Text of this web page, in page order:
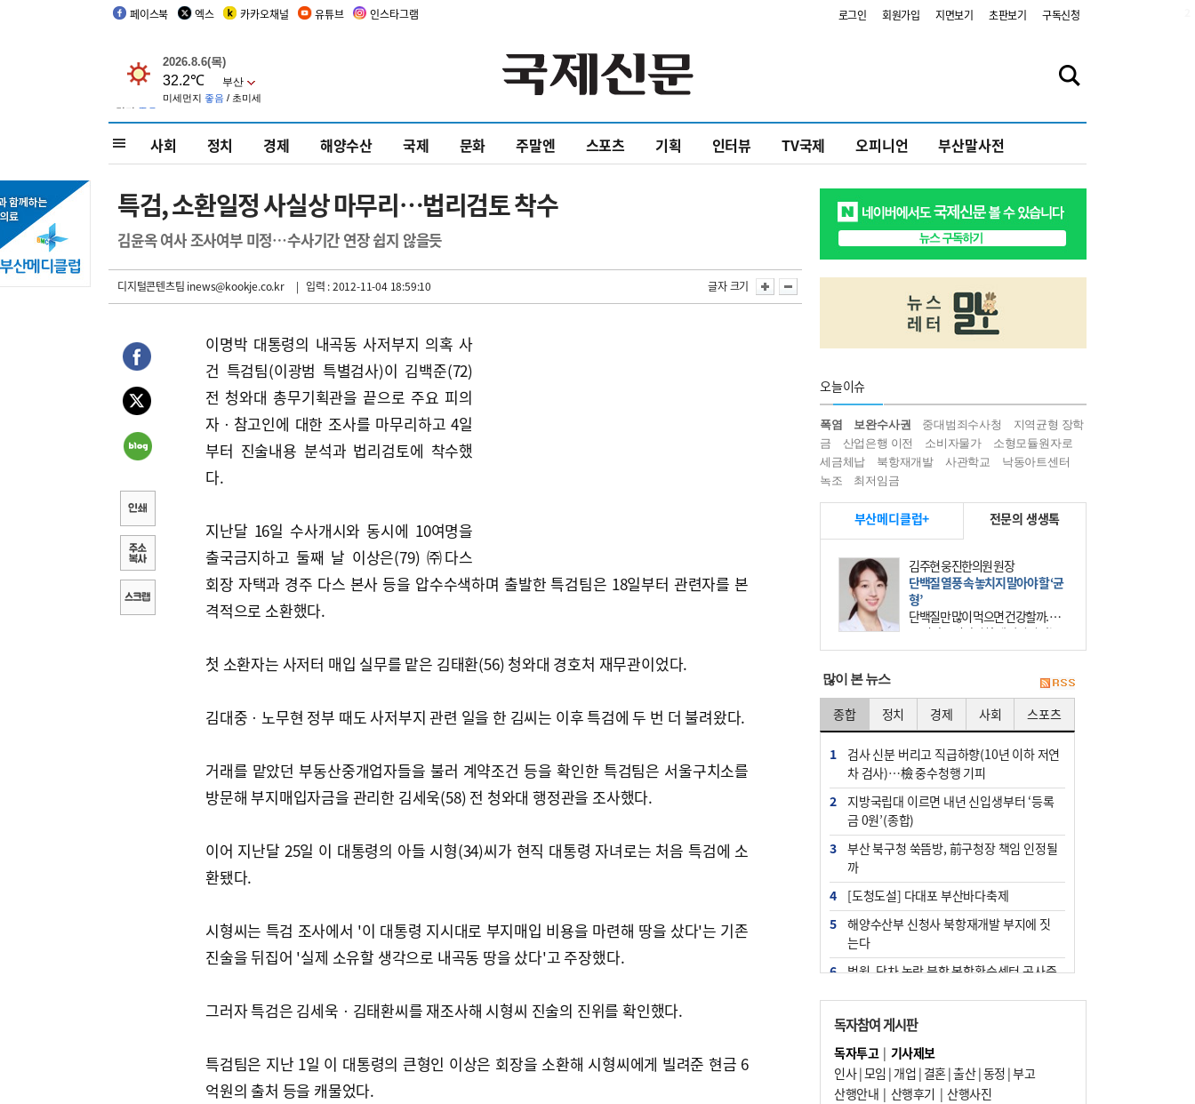
페이스북 엑스 카카오채널 유튜브 인스타그램 로그인 회원가입 지면보기 초판보기 구독신청
사회 정치 경제 해양수산 국제 문화 주말엔 스포츠 기획 인터뷰 TV국제 오피니언 부산말사전
특검, 소환일정 사실상 마무리…법리검토 착수
김윤옥 여사 조사여부 미정…수사기간 연장 쉽지 않을듯
디지털콘텐츠팀 inews@kookje.co.kr | 입력 : 2012-11-04 18:59:10 글자 크기
이명박 대통령의 내곡동 사저부지 의혹 사
건 특검팀(이광범 특별검사)이 김백준(72)
전 청와대 총무기획관을 끝으로 주요 피의
자ㆍ참고인에 대한 조사를 마무리하고 4일
부터 진술내용 분석과 법리검토에 착수했
다.
지난달 16일 수사개시와 동시에 10여명을
출국금지하고 둘째 날 이상은(79) ㈜다스
회장 자택과 경주 다스 본사 등을 압수수색하며 출발한 특검팀은 18일부터 관련자를 본
격적으로 소환했다.
첫 소환자는 사저터 매입 실무를 맡은 김태환(56) 청와대 경호처 재무관이었다.
김대중ㆍ노무현 정부 때도 사저부지 관련 일을 한 김씨는 이후 특검에 두 번 더 불려왔다.
거래를 맡았던 부동산중개업자들을 불러 계약조건 등을 확인한 특검팀은 서울구치소를
방문해 부지매입자금을 관리한 김세욱(58) 전 청와대 행정관을 조사했다.
이어 지난달 25일 이 대통령의 아들 시형(34)씨가 현직 대통령 자녀로는 처음 특검에 소
환됐다.
시형씨는 특검 조사에서 '이 대통령 지시대로 부지매입 비용을 마련해 땅을 샀다'는 기존
진술을 뒤집어 '실제 소유할 생각으로 내곡동 땅을 샀다'고 주장했다.
그러자 특검은 김세욱ㆍ김태환씨를 재조사해 시형씨 진술의 진위를 확인했다.
특검팀은 지난 1일 이 대통령의 큰형인 이상은 회장을 소환해 시형씨에게 빌려준 현금 6
억원의 출처 등을 캐물었다.
오늘이슈
폭염 보완수사권 중대범죄수사청
지역균형 장학
금
산업은행 이전 소비자물가
소형모듈원자로
세금체납
북항재개발 사관학교
낙동아트센터
녹조
최저임금
부산메디클럽+ 전문의 생생톡
김상효 거인병원 관절클리닉 과장
인공관절 수술 연 11만 건…감염·골
절 예방 재수술 막아야
70대 A 씨는 10년 전 인공관절 수술
을 받았으나, 수술 전 내반슬(오다리)
상태였던 무릎이 수술 후 외반슬(엑
많이 본 뉴스
종합 정치 경제 사회 스포츠
1
검사 신분 버리고 직급하향(10년 이하 저연
차 검사)…檢 중수청행 기피
2
지방국립대 이르면 내년 신입생부터 ‘등록
금 0원’(종합)
3
부산 북구청 쑥뜸방, 前구청장 책임 인정될
까
4
[도청도설] 다대포 부산바다축제
5
해양수산부 신청사 북항재개발 부지에 짓
는다
6
법원, 단차 논란 북항 복합환승센터 공사중
7
지역 상권도 말라죽을 판이라…가뭄 속 밀
양물축제 강행 논란
8
통영시민 추석 전 35만 원 받는다
9
부산 철강공장 50대 노동자 추락사
독자참여 게시판
독자투고| 기사제보
인사|모임 | 개업 | 결혼|출산|동정 |부고
산행안내 | 산행후기 | 산행사진